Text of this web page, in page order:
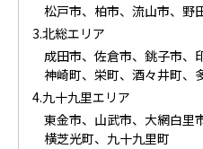
松戸市、 柏市、 流山市、 野
3.北総エリア
成田市、 佐倉市、 銚子市、
神崎町、 栄町、 酒々井町、
4.九十九里エリア
東金市、 山武市、 大網白里
横芝光町、 九十九里町